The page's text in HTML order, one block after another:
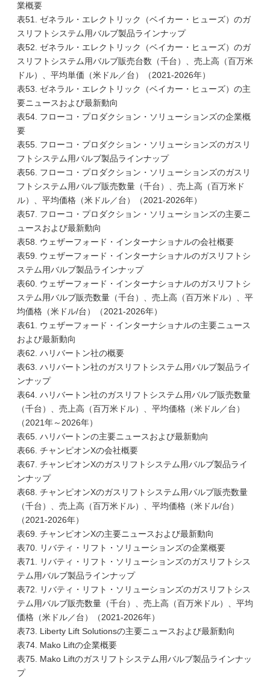
業概要
表51. ゼネラル・エレクトリック（ベイカー・ヒューズ）のガ
スリフトシステム用バルブ製品ラインナップ
表52. ゼネラル・エレクトリック（ベイカー・ヒューズ）のガ
スリフトシステム用バルブ販売台数（千台）、売上高（百万米
ドル）、平均単価（米ドル／台）（2021-2026年）
表53. ゼネラル・エレクトリック（ベイカー・ヒューズ）の主
要ニュースおよび最新動向
表54. フローコ・プロダクション・ソリューションズの企業概
要
表55. フローコ・プロダクション・ソリューションズのガスリ
フトシステム用バルブ製品ラインナップ
表56. フローコ・プロダクション・ソリューションズのガスリ
フトシステム用バルブ販売数量（千台）、売上高（百万米ド
ル）、平均価格（米ドル／台）（2021-2026年）
表57. フローコ・プロダクション・ソリューションズの主要ニ
ュースおよび最新動向
表58. ウェザーフォード・インターナショナルの会社概要
表59. ウェザーフォード・インターナショナルのガスリフトシ
ステム用バルブ製品ラインナップ
表60. ウェザーフォード・インターナショナルのガスリフトシ
ステム用バルブ販売数量（千台）、売上高（百万米ドル）、平
均価格（米ドル/台）（2021-2026年）
表61. ウェザーフォード・インターナショナルの主要ニュース
および最新動向
表62. ハリバートン社の概要
表63. ハリバートン社のガスリフトシステム用バルブ製品ライ
ンナップ
表64. ハリバートン社のガスリフトシステム用バルブ販売数量
（千台）、売上高（百万米ドル）、平均価格（米ドル／台）
（2021年～2026年）
表65. ハリバートンの主要ニュースおよび最新動向
表66. チャンピオンXの会社概要
表67. チャンピオンXのガスリフトシステム用バルブ製品ライ
ンナップ
表68. チャンピオンXのガスリフトシステム用バルブ販売数量
（千台）、売上高（百万米ドル）、平均価格（米ドル/台）
（2021-2026年）
表69. チャンピオンXの主要ニュースおよび最新動向
表70. リバティ・リフト・ソリューションズの企業概要
表71. リバティ・リフト・ソリューションズのガスリフトシス
テム用バルブ製品ラインナップ
表72. リバティ・リフト・ソリューションズのガスリフトシス
テム用バルブ販売数量（千台）、売上高（百万米ドル）、平均
価格（米ドル／台）（2021-2026年）
表73. Liberty Lift Solutionsの主要ニュースおよび最新動向
表74. Mako Liftの企業概要
表75. Mako Liftのガスリフトシステム用バルブ製品ラインナッ
プ